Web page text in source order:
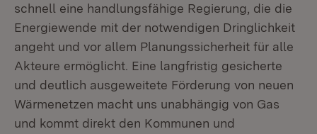
schnell eine handlungsfähige Regierung, die die
Energiewende mit der notwendigen Dringlichkeit
angeht und vor allem Planungssicherheit für alle
Akteure ermöglicht. Eine langfristig gesicherte
und deutlich ausgeweitete Förderung von neuen
Wärmenetzen macht uns unabhängig von Gas
und kommt direkt den Kommunen und